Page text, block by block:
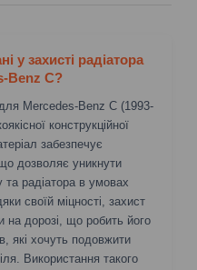
у захисті радіатора
Benz C?
Mercedes-Benz C (1993-
конструкційної
забезпечує
дозволяє уникнути
радіатора в умовах
своїй міцності, захист
на дорозі, що робить його
які хочуть подовжити
Використання такого